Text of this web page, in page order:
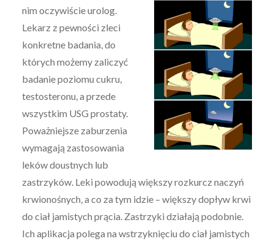
nim oczywiście urolog.
Lekarz z pewności zleci
konkretne badania, do
których możemy zaliczyć
badanie poziomu cukru,
testosteronu, a przede
wszystkim USG prostaty.
Poważniejsze zaburzenia
wymagają zastosowania
leków doustnych lub
zastrzyków. Leki powodują większy rozkurcz naczyń
krwionośnych, a co za tym idzie – większy dopływ krwi
do ciał jamistych prącia. Zastrzyki działają podobnie.
Ich aplikacja polega na wstrzyknięciu do ciał jamistych